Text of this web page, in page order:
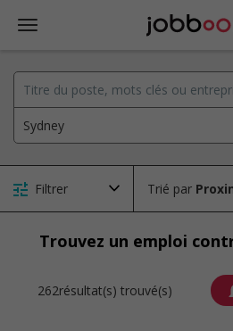
Filtrer Trié par
Trouvez un emploi
262résultat(s) trouvé(s)